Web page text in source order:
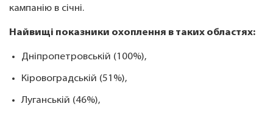
кампанію в січні.
Найвищі показники охоплення в таких областях:
Дніпропетровській (100%),
Кіровоградській (51%),
Луганській (46%),